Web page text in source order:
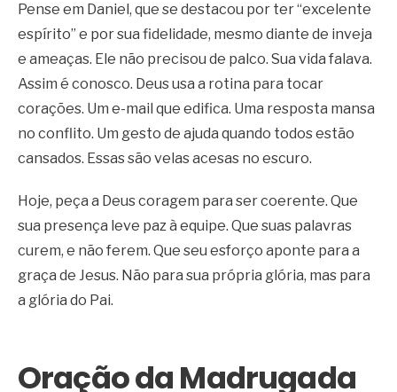
Pense em Daniel, que se destacou por ter “excelente
espírito” e por sua fidelidade, mesmo diante de inveja
e ameaças. Ele não precisou de palco. Sua vida falava.
Assim é conosco. Deus usa a rotina para tocar
corações. Um e-mail que edifica. Uma resposta mansa
no conflito. Um gesto de ajuda quando todos estão
cansados. Essas são velas acesas no escuro.
Hoje, peça a Deus coragem para ser coerente. Que
sua presença leve paz à equipe. Que suas palavras
curem, e não ferem. Que seu esforço aponte para a
graça de Jesus. Não para sua própria glória, mas para
a glória do Pai.
Oração da Madrugada